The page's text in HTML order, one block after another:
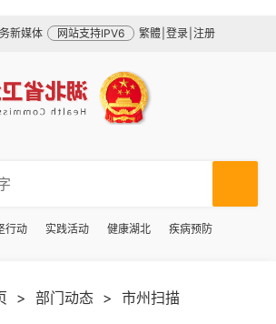
新媒体 网站支持IPV6 繁體 登录 注册
行动 实践活动 健康湖北 疾病预防
> 部门动态 > 市州扫描